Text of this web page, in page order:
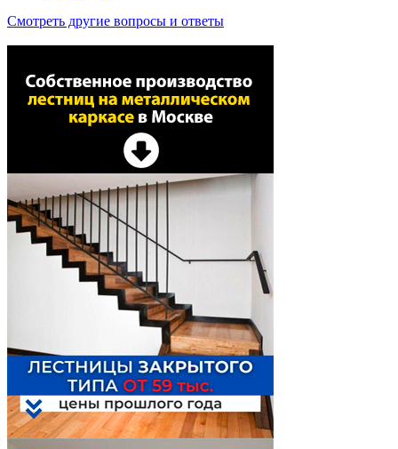
Смотреть другие вопросы и ответы